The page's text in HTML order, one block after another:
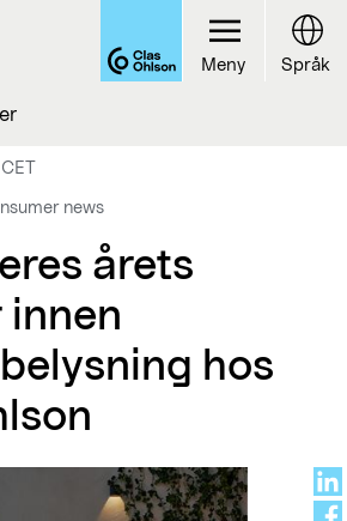
news
årets
hos
Meny Språk